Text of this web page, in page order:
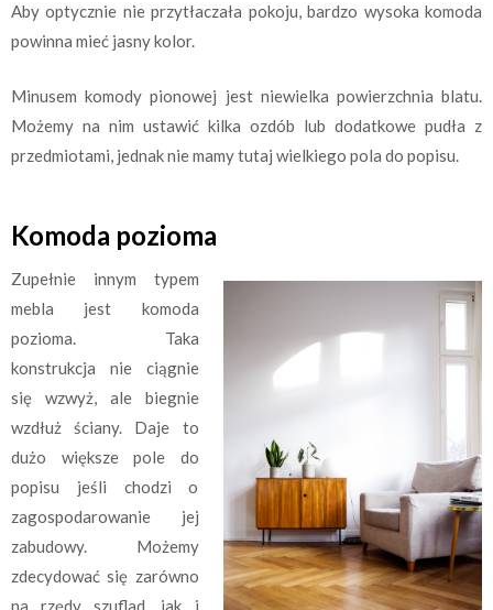
Aby optycznie nie przytłaczała pokoju, bardzo wysoka komoda
powinna mieć jasny kolor.
Minusem komody pionowej jest niewielka powierzchnia blatu.
Możemy na nim ustawić kilka ozdób lub dodatkowe pudła z
przedmiotami, jednak nie mamy tutaj wielkiego pola do popisu.
Komoda pozioma
Zupełnie innym typem
mebla jest komoda
pozioma. Taka
konstrukcja nie ciągnie
się wzwyż, ale biegnie
wzdłuż ściany. Daje to
dużo większe pole do
popisu jeśli chodzi o
zagospodarowanie jej
zabudowy. Możemy
zdecydować się zarówno
na rzędy szuflad, jak i